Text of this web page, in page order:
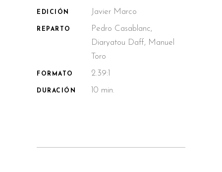
EDICIÓN Javier Marco
REPARTO
Pedro Casablanc,
Diaryatou Daff, Manuel
Toro
FORMATO 2.39:1
DURACIÓN 10 min.